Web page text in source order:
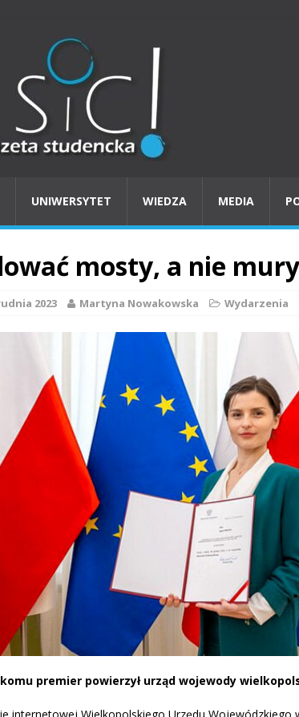
UNIWERSYTET WIEDZA MEDIA
mosty, a nie
2023 Martyna Nowakowska Wydarzenia
premier powierzył urząd wojewody
internetowej Wielkopolskiego Urzędu Wojewódzkiego